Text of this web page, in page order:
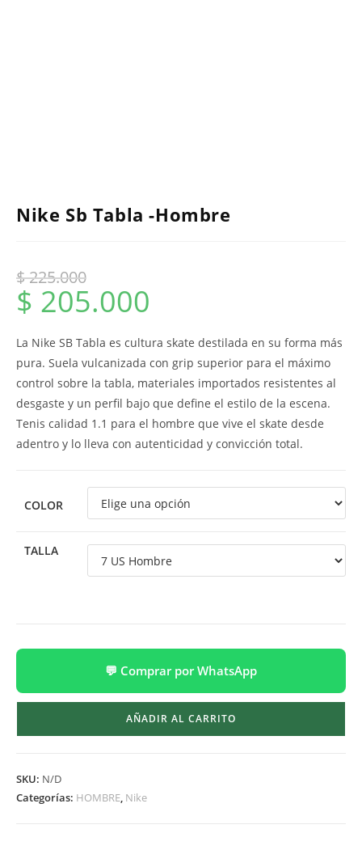
Nike Sb Tabla -Hombre
$225.000
$ 205.000
La Nike SB Tabla es cultura skate destilada en su forma más
pura. Suela vulcanizada con grip superior para el máximo
control sobre la tabla, materiales importados resistentes al
desgaste y un perfil bajo que define el estilo de la escena.
Tenis calidad 1.1 para el hombre que vive el skate desde
adentro y lo lleva con autenticidad y convicción total.
COLOR
TALLA
💬 Comprar por WhatsApp
AÑADIR AL CARRITO
SKU: N/D
Categorías: HOMBRE, Nike